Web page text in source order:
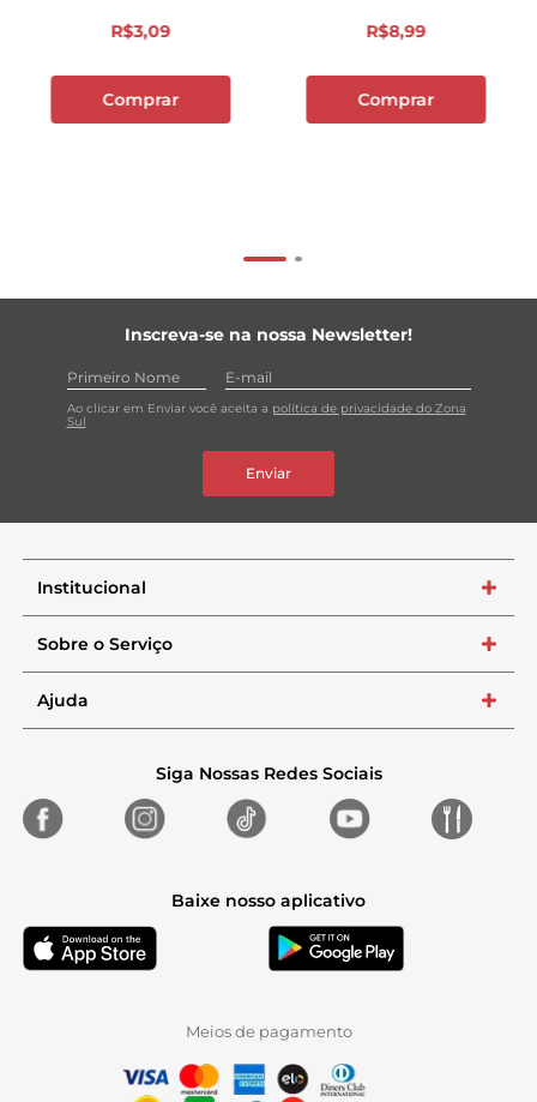
R$3,09
Comprar
R$8,99
Comprar
Inscreva-se na nossa Newsletter!
Ao clicar em Enviar você aceita a política de privacidade do Zona
Sul
Enviar
Institucional +
Sobre o Serviço +
Ajuda +
Siga Nossas Redes Sociais
Baixe nosso aplicativo
Meios de pagamento